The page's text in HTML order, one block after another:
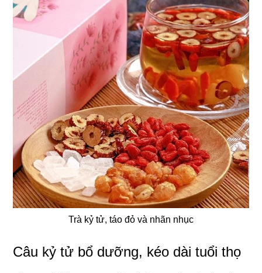
Trà kỷ tử, táo đỏ và nhãn nhục
Câu kỷ tử bổ dưỡng, kéo dài tuổi thọ